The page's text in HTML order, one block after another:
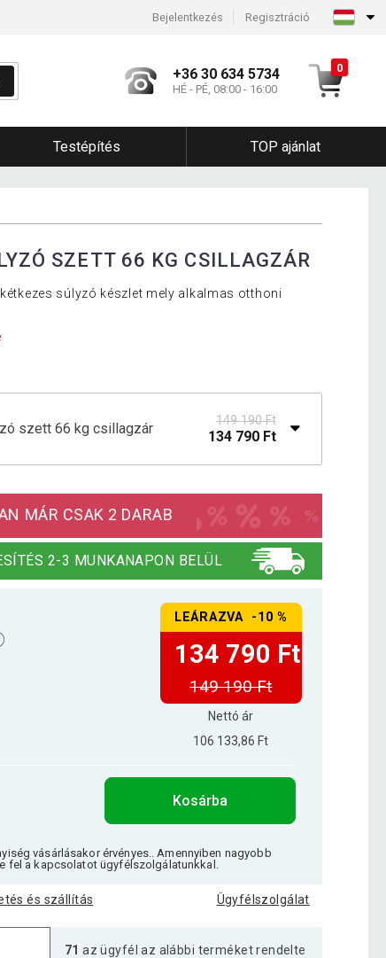
Bejelentkezés Regisztráció
+36 30 634 5734
HÉ - PÉ, 08:00 - 16:00
0
Testépítés TOP ajánlat
SZETT 66 KG CSILLAGZÁR
súlyzó készlet mely alkalmas otthoni
szett 66 kg csillagzár 149 190 Ft
134 790 Ft
75 390 Ft
MÁR CSAK 2 DARAB
2-3 MUNKANAPON BELÜL
LEÁRAZVA -10 %
134 790 Ft
149 190 Ft
Nettó ár
106 133,86 Ft
Kosárba
vásárlásakor érvényes.. Amennyiben nagyobb
fel a kapcsolatot ügyfélszolgálatunkkal.
és szállítás Ügyfélszolgálat
71 az ügyfél az alábbi terméket rendelte